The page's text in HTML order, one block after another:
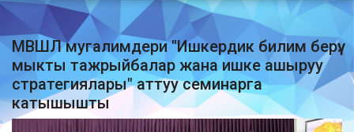
МВШЛ мугалимдери "Ишкердик билим берүү:
мыкты тажрыйбалар жана ишке ашыруу
стратегиялары" аттуу семинарга
катышышты